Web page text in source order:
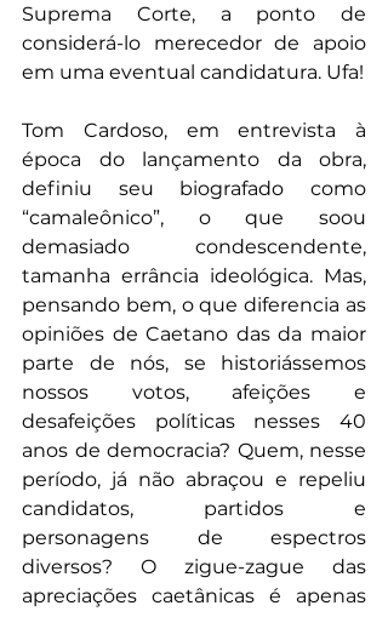
Suprema Corte, a ponto de
considerá-lo merecedor de apoio
em uma eventual candidatura. Ufa!
Tom Cardoso, em entrevista à
época do lançamento da obra,
definiu seu biografado como
“camaleônico”, o que soou
demasiado condescendente,
tamanha errância ideológica. Mas,
pensando bem, o que diferencia as
opiniões de Caetano das da maior
parte de nós, se historiássemos
nossos votos, afeições e
desafeições políticas nesses 40
anos de democracia? Quem, nesse
período, já não abraçou e repeliu
candidatos, partidos e
personagens de espectros
diversos? O zigue-zague das
apreciações caetânicas é apenas